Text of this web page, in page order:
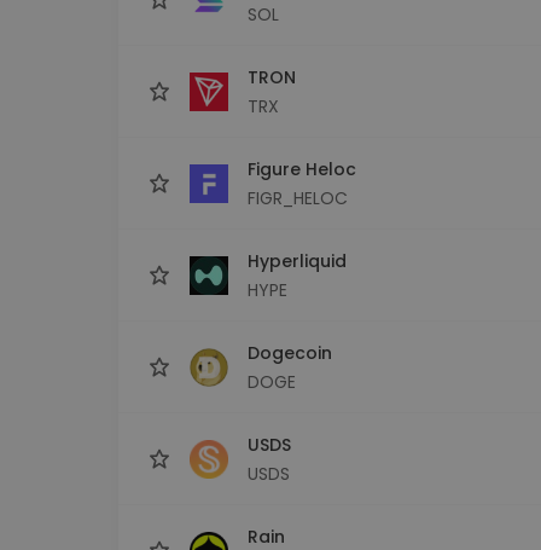
SOL
TRON
TRX
Figure Heloc
FIGR_HELOC
Hyperliquid
HYPE
Dogecoin
DOGE
USDS
USDS
Rain